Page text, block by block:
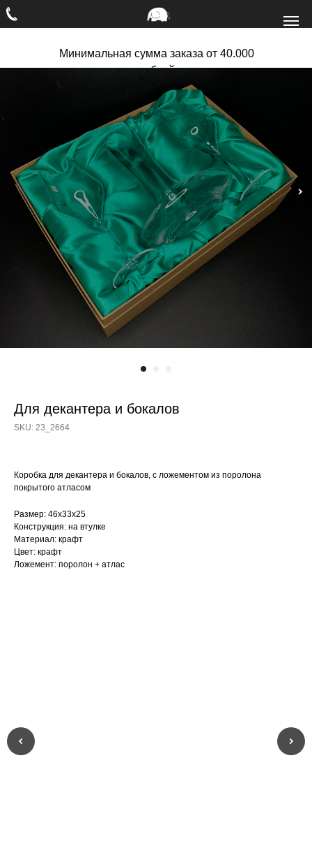
Минимальная сумма заказа от 40.000
рублей
Для декантера и бокалов
SKU: 23_2664
Коробка для декантера и бокалов, с ложементом из поролона
покрытого атласом
Размер: 46х33х25
Конструкция: на втулке
Материал: крафт
Цвет: крафт
Ложемент: поролон + атлас